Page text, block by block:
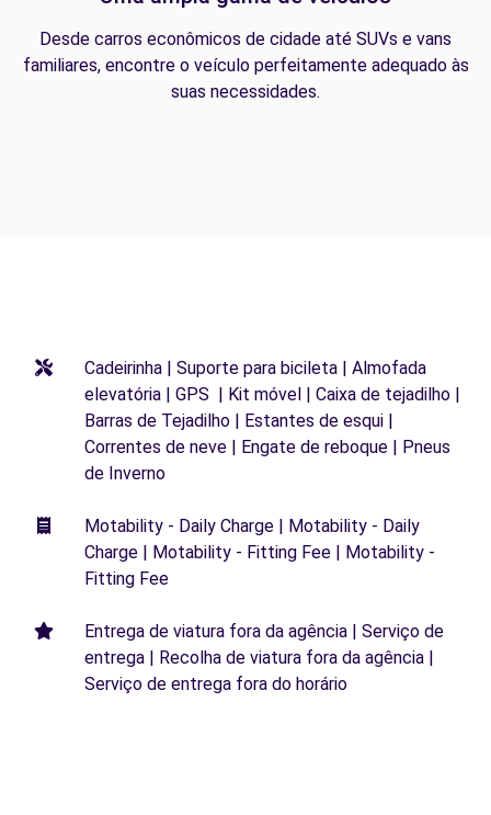
Desde carros econômicos de cidade até SUVs e vans
familiares, encontre o veículo perfeitamente adequado às
suas necessidades.
Cadeirinha | Suporte para bicileta | Almofada
elevatória | GPS | Kit móvel | Caixa de tejadilho |
Barras de Tejadilho | Estantes de esqui |
Correntes de neve | Engate de reboque | Pneus
de Inverno
Motability - Daily Charge | Motability - Daily
Charge | Motability - Fitting Fee | Motability -
Fitting Fee
Entrega de viatura fora da agência | Serviço de
entrega | Recolha de viatura fora da agência |
Serviço de entrega fora do horário